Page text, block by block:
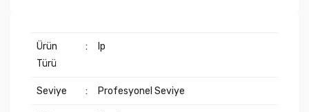
Ürün
Türü
: Ip
Seviye : Profesyonel Seviye